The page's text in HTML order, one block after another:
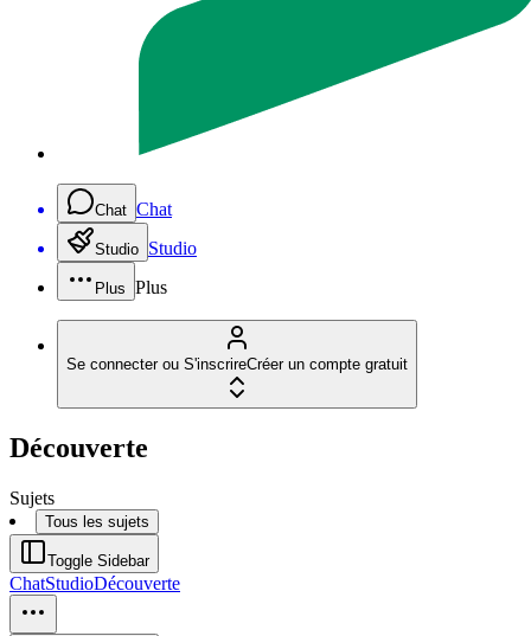
Chat Chat
Studio Studio
Plus Plus
Se connecter ou S'inscrireCréer un compte gratuit
Découverte
Sujets
Tous les sujets
Toggle Sidebar
ChatStudioDécouverte